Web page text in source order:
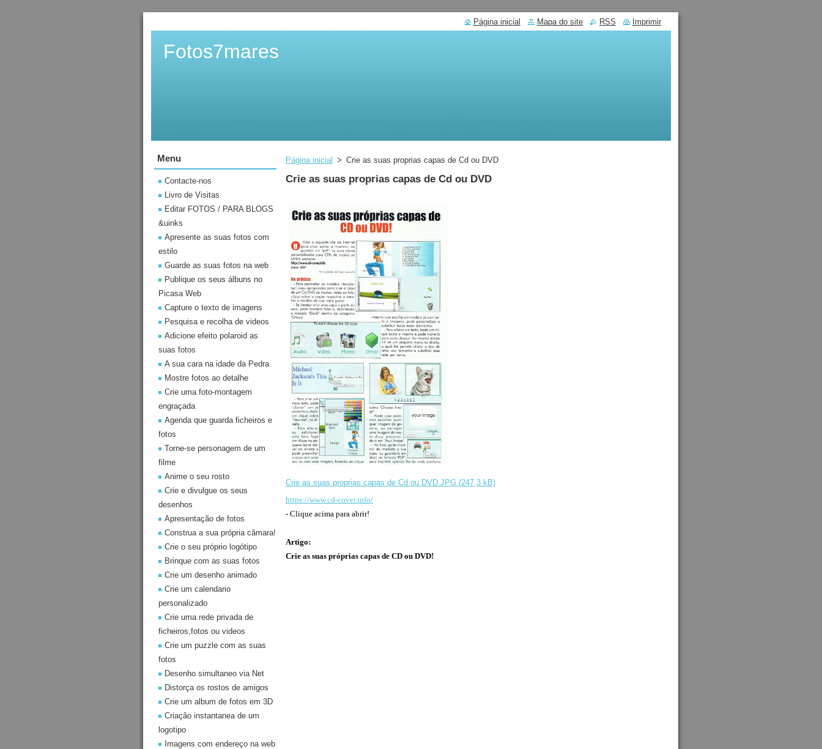
Fotos7mares
Página inicial > Crie as suas proprias capas de Cd ou DVD
Crie as suas proprias capas de Cd ou DVD
Crie as suas proprias capas de Cd ou DVD.JPG (247,3 kB)
https://www.cd-cover.info/
- Clique acima para abrir!
Artigo:
Crie as suas próprias capas de CD ou DVD!
Menu
Contacte-nos
Livro de Visitas
Editar FOTOS / PARA BLOGS
&uinks
Apresente as suas fotos com
estilo
Guarde as suas fotos na web
Publique os seus álbuns no
Picasa Web
Capture o texto de imagens
Pesquisa e recolha de videos
Adicione efeito polaroid as
suas fotos
A sua cara na idade da Pedra
Mostre fotos ao detalhe
Crie uma foto-montagem
engraçada
Agenda que guarda ficheiros e
fotos
Torne-se personagem de um
filme
Anime o seu rosto
Crie e divulgue os seus
desenhos
Apresentação de fotos
Construa a sua própria câmara!
Crie o seu próprio logótipo
Brinque com as suas fotos
Crie um desenho animado
Crie um calendario
personalizado
Crie uma rede privada de
ficheiros,fotos ou videos
Crie um puzzle com as suas
fotos
Desenho simultaneo via Net
Distorça os rostos de amigos
Crie um album de fotos em 3D
Criaçâo instantanea de um
logotipo
Imagens com endereço na web
Página inicial Mapa do site RSS Imprimir